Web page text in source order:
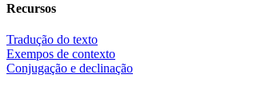
Recursos
Tradução do texto
Exempos de contexto
Conjugação e declinação